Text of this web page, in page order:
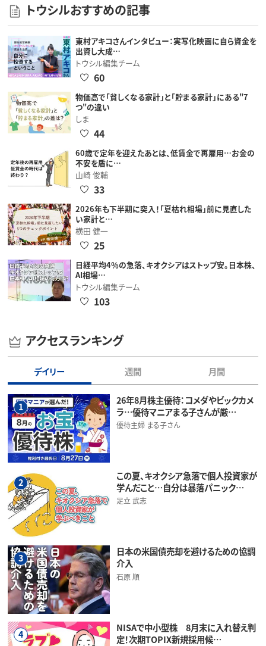
トウシルおすすめの記事
東村アキコさんインタビュー：実写化映画に自ら資金を
出資し大成…
トウシル編集チーム
60
物価高で「貧しくなる家計」と「貯まる家計」にある"7
つ"の違い
しま
44
60歳で定年を迎えたあとは、低賃金で再雇用…お金の
不安を盾に…
山崎 俊輔
33
2026年も下半期に突入！「夏枯れ相場」前に見直した
い家計と…
横田 健一
25
日経平均4％の急落、キオクシアはストップ安。日本株、
AI相場…
トウシル編集チーム
103
アクセスランキング
デイリー 週間 月間
1
26年8月株主優待：コメダやビックカメ
ラ…優待マニアまる子さんが厳…
優待主婦 まる子さん
2
この夏、キオクシア急落で個人投資家が
学んだこと…自分は暴落パニック…
足立 武志
3
日本の米国債売却を避けるための協調
介入
石原 順
4
NISAで中小型株 8月末に入れ替え判
定！次期TOPIX新規採用候…